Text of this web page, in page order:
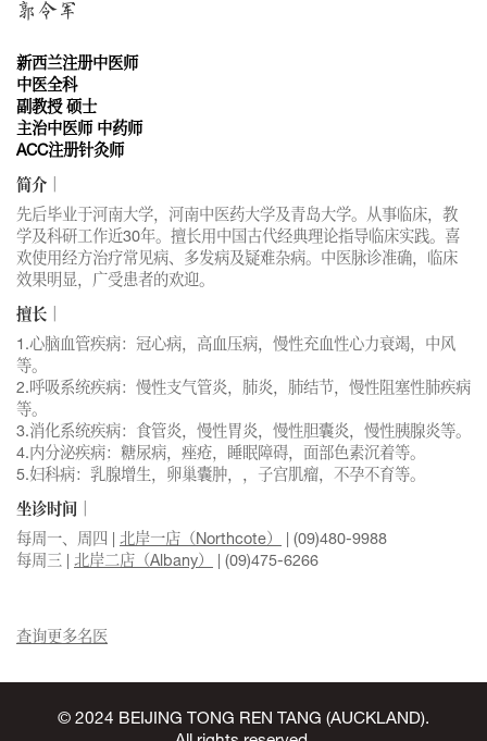
郭令军
新西兰注册中医师
中医全科
副教授 硕士
主治中医师 中药师
ACC注册针灸师
简介｜
先后毕业于河南大学，河南中医药大学及青岛大学。从事临床，教
学及科研工作近30年。擅长用中国古代经典理论指导临床实践。喜
欢使用经方治疗常见病、多发病及疑难杂病。中医脉诊准确，临床
效果明显，广受患者的欢迎。
擅长｜
1.心脑血管疾病：冠心病，高血压病，慢性充血性心力衰竭，中风
等。
2.呼吸系统疾病：慢性支气管炎，肺炎，肺结节，慢性阻塞性肺疾病
等。
3.消化系统疾病：食管炎，慢性胃炎，慢性胆囊炎，慢性胰腺炎等。
4.内分泌疾病：糖尿病，痤疮，睡眠障碍，面部色素沉着等。
5.妇科病：乳腺增生，卵巢囊肿，，子宫肌瘤，不孕不育等。
坐诊时间｜
每周一、周四 | 北岸一店（Northcote）
| (09)480-9988
每周三 | 北岸二店（Albany） | (09)475-6266
查询更多名医
© 2024 BEIJING TONG REN TANG (AUCKLAND).